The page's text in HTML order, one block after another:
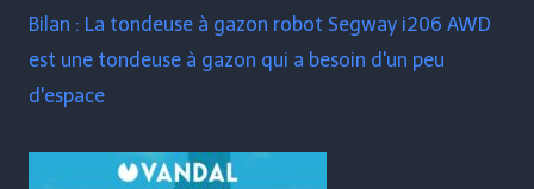
Bilan : La tondeuse à gazon robot Segway i206 AWD
est une tondeuse à gazon qui a besoin d'un peu
d'espace